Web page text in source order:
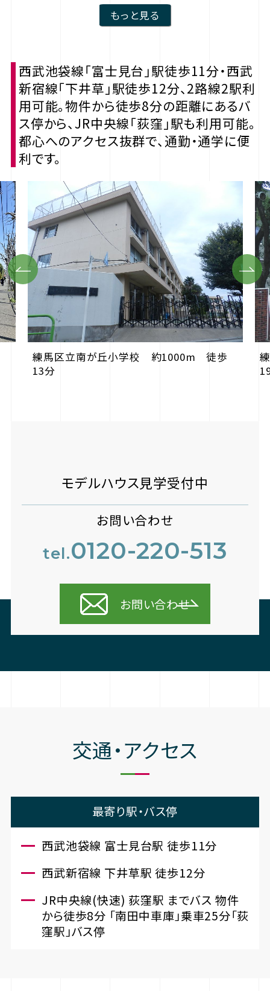
もっと見る
西武池袋線「富士見台」駅徒歩11分・西武
新宿線「下井草」駅徒歩12分、2路線2駅利
用可能。物件から徒歩8分の距離にあるバ
ス停から、JR中央線「荻窪」駅も利用可能。
都心へのアクセス抜群で、通勤・通学に便
利です。
Previous
練馬区立南が丘小学校 約1000m 徒歩
13分
Next
モデルハウス見学受付中
お問い合わせ
tel.0120-220-513
お問い合わせ
交通・アクセス
最寄り駅・バス停
西武池袋線 富士見台駅 徒歩11分
西武新宿線 下井草駅 徒歩12分
JR中央線(快速) 荻窪駅 までバス 物件
から徒歩8分 「南田中車庫」乗車25分「荻
窪駅」バス停